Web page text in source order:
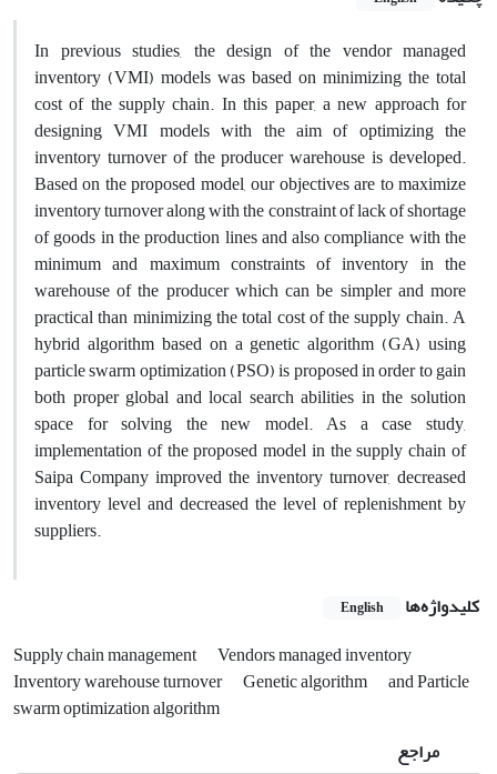
In previous studies, the design of the vendor managed
inventory (VMI) models was based on minimizing the total
cost of the supply chain. In this paper, a new approach for
designing VMI models with the aim of optimizing the
inventory turnover of the producer warehouse is developed.
Based on the proposed model, our objectives are to maximize
inventory turnover along with the constraint of lack of shortage
of goods in the production lines and also compliance with the
minimum and maximum constraints of inventory in the
warehouse of the producer which can be simpler and more
practical than minimizing the total cost of the supply chain. A
hybrid algorithm based on a genetic algorithm (GA) using
particle swarm optimization (PSO) is proposed in order to gain
both proper global and local search abilities in the solution
space for solving the new model. As a case study,
implementation of the proposed model in the supply chain of
Saipa Company improved the inventory turnover, decreased
inventory level and decreased the level of replenishment by
suppliers.
کلیدواژه‌ها English
Supply chain management Vendors managed inventory
Inventory warehouse turnover Genetic algorithm
and Particle
swarm optimization algorithm
مراجع